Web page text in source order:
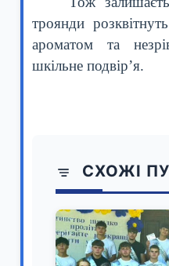
троянди
ароматом та
шкільне подвір’я.
СХОЖІ